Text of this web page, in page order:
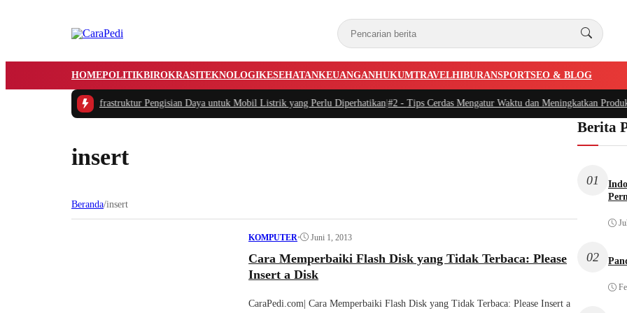
HOMEPOLITIKBIROKRASITEKNOLOGIKESEHATANKEUANGANHUKUMTRAVELHIBURANSPORTSEO & BLOG
Masalah Utama Infrastruktur Pengisian Daya untuk Mobil Listrik yang Perlu Diperhatikan|#2 -Tips Cerdas Mengatur Waktu dan Meningkatkan
insert
Beranda/insert
KOMPUTER• Juni 1, 2013
Cara Memperbaiki Flash Disk yang Tidak Terbaca: Please
Insert a Disk
CaraPedi.com| Cara Memperbaiki Flash Disk yang Tidak Terbaca: Please Insert a
Berita
01
02